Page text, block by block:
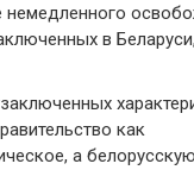
немедленного
в
как
а